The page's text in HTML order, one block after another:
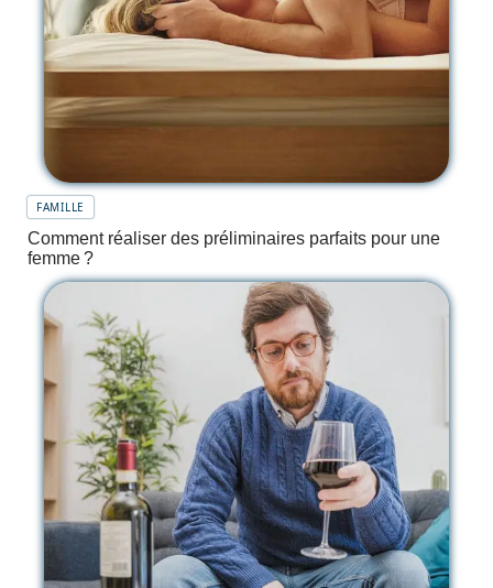
FAMILLE
Comment réaliser des préliminaires parfaits pour une
femme ?